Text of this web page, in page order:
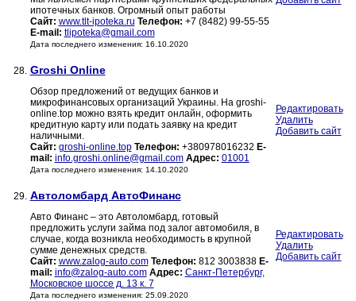
ипотечных банков. Огромный опыт работы
Сайт: www.tlt-ipoteka.ru Телефон: +7 (8482) 99-55-55
E-mail: tlipoteka@gmail.com
Дата последнего изменения: 16.10.2020
28. Groshi Online
Обзор предложений от ведущих банков и
микрофинансовых организаций Украины. На groshi-
online.top можно взять кредит онлайн, оформить
кредитную карту или подать заявку на кредит
наличными.
Сайт: groshi-online.top Телефон: +380978016232 E-
mail: info.groshi.online@gmail.com Адрес: 01001
Дата последнего изменения: 14.10.2020
Редактировать
Удалить
Добавить сайт
29. Автоломбард АвтоФинанс
Авто Финанс – это Автоломбард, готовый
предложить услуги займа под залог автомобиля, в
случае, когда возникла необходимость в крупной
сумме денежных средств.
Сайт: www.zalog-auto.com Телефон: 812 3003838 E-
mail: info@zalog-auto.com Адрес: Санкт-Петербург,
Московское шоссе д. 13 к. 7
Дата последнего изменения: 25.09.2020
Редактировать
Удалить
Добавить сайт